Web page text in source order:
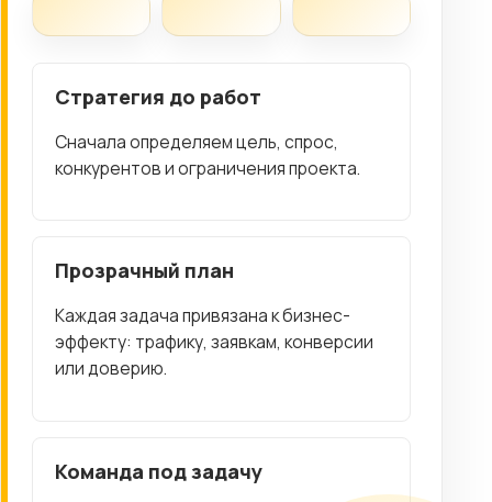
Стратегия до работ
Сначала определяем цель, спрос,
конкурентов и ограничения проекта.
Прозрачный план
Каждая задача привязана к бизнес-
эффекту: трафику, заявкам, конверсии
или доверию.
Команда под задачу